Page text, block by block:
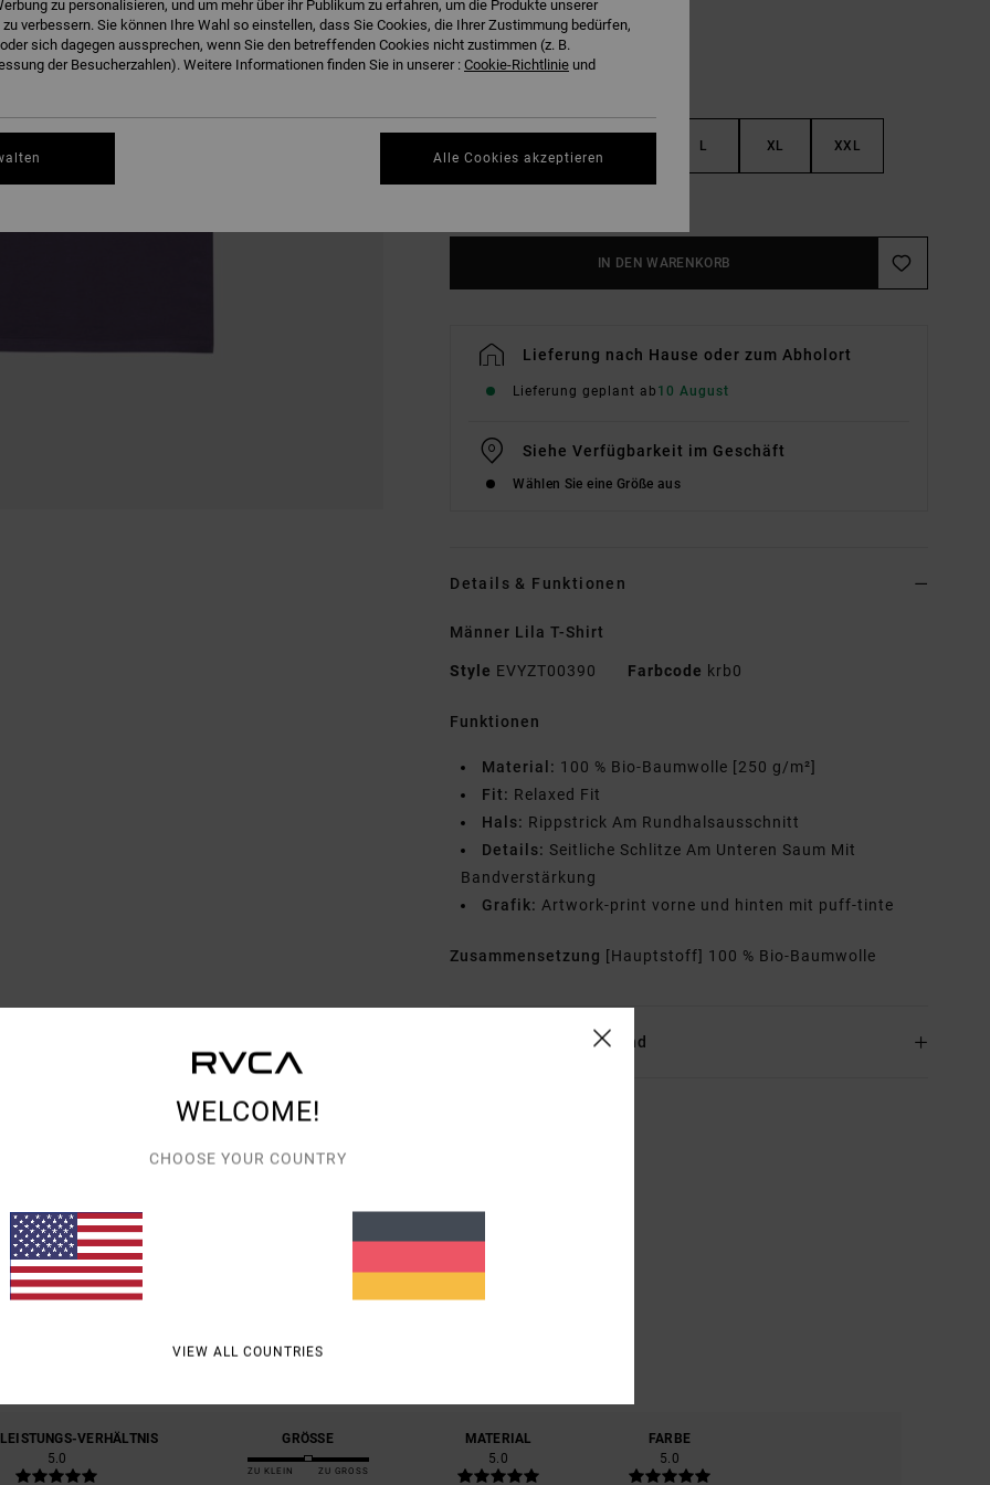
L XL XXL
IN DEN WARENKORB
Lieferung nach Hause oder zum Abholort
Lieferung geplant ab 10 August
Siehe Verfügbarkeit im Geschäft
Wählen Sie eine Größe aus
Details & Funktionen
Männer Lila T-Shirt
Style EVYZT00390 Farbcode krb0
Funktionen
Material: 100 % Bio-Baumwolle [250 g/m²]
Fit: Relaxed Fit
Hals: Rippstrick Am Rundhalsausschnitt
Details: Seitliche Schlitze Am Unteren Saum Mit
Bandverstärkung
Grafik: Artwork-print vorne und hinten mit puff-tinte
Zusammensetzung [Hauptstoff] 100 % Bio-Baumwolle
Versand & Rückversand
DURCHSCHNITTLICHE BEWERTUNG
1 VERIFIZIERTEN BEWERTUNGEN
VERHÄLTNIS
5.0
GRÖSSE
ZU KLEIN ZU GROSS
MATERIAL
5.0
FARBE
5.0
WELCOME!
CHOOSE YOUR COUNTRY
VIEW ALL COUNTRIES
zu personalisieren, und um mehr über ihr Publikum zu erfahren, um die Produkte unserer
verbessern. Sie können Ihre Wahl so einstellen, dass Sie Cookies, die Ihrer Zustimmung bedürfen,
sich dagegen aussprechen, wenn Sie den betreffenden Cookies nicht zustimmen (z. B.
der Besucherzahlen). Weitere Informationen finden Sie in unserer : Cookie-Richtlinie und
Alle Cookies akzeptieren